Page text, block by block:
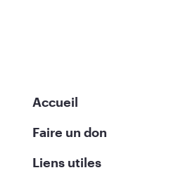
Accueil
Faire un don
Liens utiles